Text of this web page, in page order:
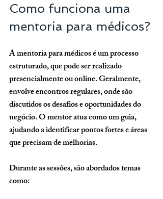
Como funciona uma
mentoria para médicos?
A mentoria para médicos é um processo
estruturado, que pode ser realizado
presencialmente ou online. Geralmente,
envolve encontros regulares, onde são
discutidos os desafios e oportunidades do
negócio. O mentor atua como um guia,
ajudando a identificar pontos fortes e áreas
que precisam de melhorias.
Durante as sessões, são abordados temas
como: